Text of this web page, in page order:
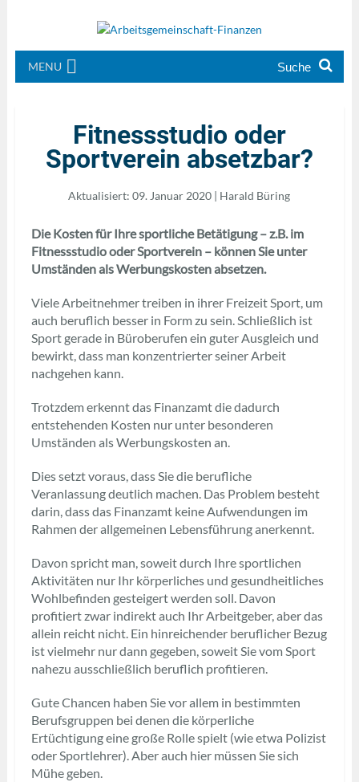
MENU
Fitnessstudio oder
Sportverein absetzbar?
Aktualisiert: 09. Januar 2020 | Harald Büring
Die Kosten für Ihre sportliche Betätigung – z.B. im
Fitnessstudio oder Sportverein – können Sie unter
Umständen als Werbungskosten absetzen.
Viele Arbeitnehmer treiben in ihrer Freizeit Sport, um
auch beruflich besser in Form zu sein. Schließlich ist
Sport gerade in Büroberufen ein guter Ausgleich und
bewirkt, dass man konzentrierter seiner Arbeit
nachgehen kann.
Trotzdem erkennt das Finanzamt die dadurch
entstehenden Kosten nur unter besonderen
Umständen als Werbungskosten an.
Dies setzt voraus, dass Sie die berufliche
Veranlassung deutlich machen. Das Problem besteht
darin, dass das Finanzamt keine Aufwendungen im
Rahmen der allgemeinen Lebensführung anerkennt.
Davon spricht man, soweit durch Ihre sportlichen
Aktivitäten nur Ihr körperliches und gesundheitliches
Wohlbefinden gesteigert werden soll. Davon
profitiert zwar indirekt auch Ihr Arbeitgeber, aber das
allein reicht nicht. Ein hinreichender beruflicher Bezug
ist vielmehr nur dann gegeben, soweit Sie vom Sport
nahezu ausschließlich beruflich profitieren.
Gute Chancen haben Sie vor allem in bestimmten
Berufsgruppen bei denen die körperliche
Ertüchtigung eine große Rolle spielt (wie etwa Polizist
oder Sportlehrer). Aber auch hier müssen Sie sich
Mühe geben.